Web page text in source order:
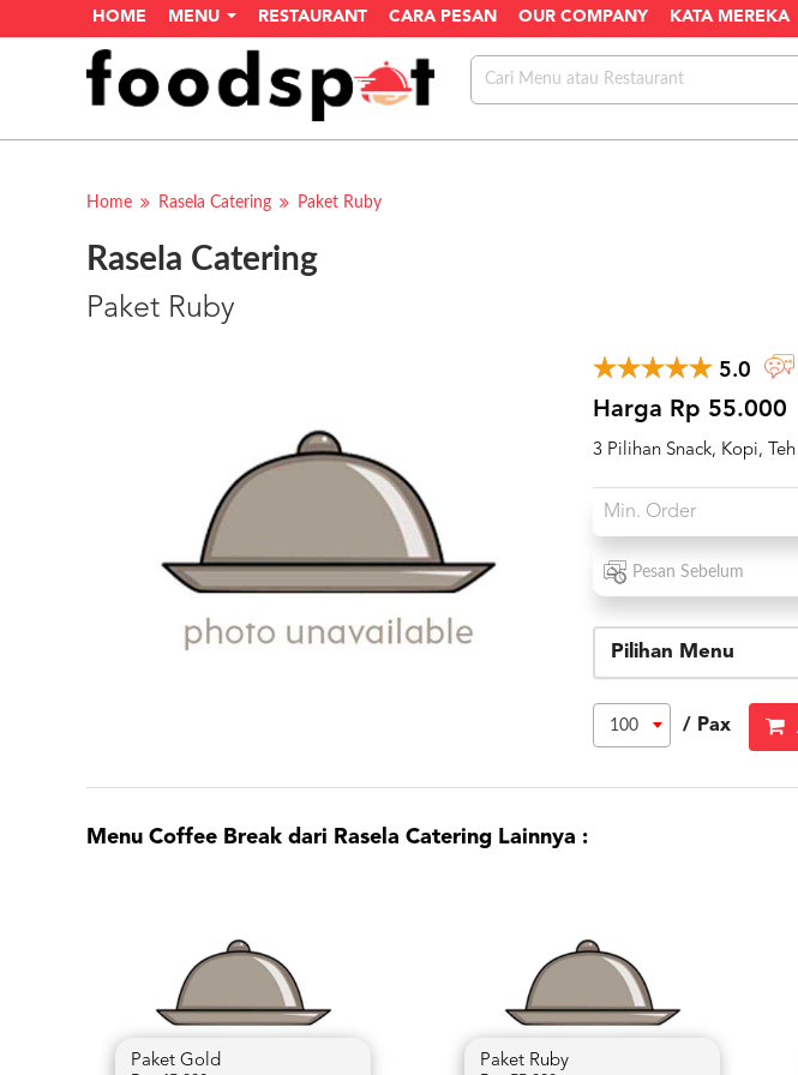
HOME MENU RESTAURANT CARA PESAN OUR COMPANY KATA MEREKA
Home Rasela Catering Paket Ruby
Rasela Catering
Paket Ruby
5.0
Harga Rp 55.000
3 Pilihan Snack, Kopi, Teh
Min. Order
Pesan Sebelum
Pilihan Menu
100 / Pax
Menu Coffee Break dari Rasela Catering Lainnya :
Paket Gold Paket Ruby